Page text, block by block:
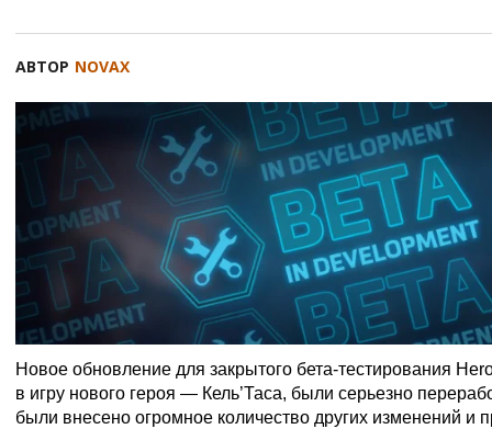
АВТОР NOVAX
Новое обновление для закрытого бета-тестирования
в игру нового героя — Кель’Таса, были серьезно
были внесено огромное количество других изменений и